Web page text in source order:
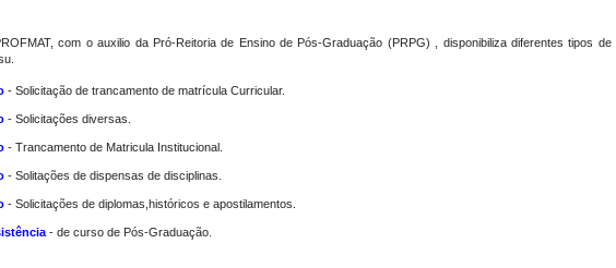
com o auxilio da Pró-Reitoria de Ensino de Pós-Graduação (PRPG) , disponibiliza diferentes tipos
- Solicitação de trancamento de matrícula Curricular.
- Solicitações diversas.
- Trancamento de Matricula Institucional.
- Solitações de dispensas de disciplinas.
- Solicitações de diplomas,históricos e apostilamentos.
- de curso de Pós-Graduação.